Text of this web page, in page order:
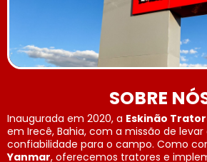
SOBRE
Inaugurada em 2020, a Eskinão
em Irecê, Bahia, com a missão de
confiabilidade para o campo. Como
Yanmar, oferecemos tratores e